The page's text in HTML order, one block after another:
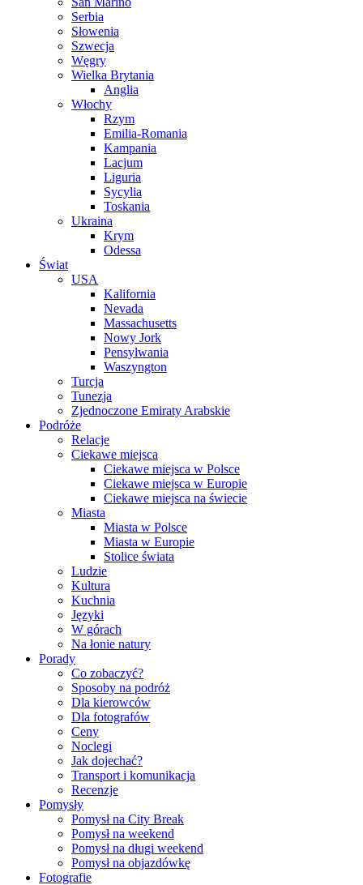
Serbia
Słowenia
Szwecja
Węgry
Wielka Brytania
Anglia
Włochy
Rzym
Emilia-Romania
Kampania
Lacjum
Liguria
Sycylia
Toskania
Ukraina
Krym
Odessa
Świat
USA
Kalifornia
Nevada
Massachusetts
Nowy Jork
Pensylwania
Waszyngton
Turcja
Tunezja
Zjednoczone Emiraty Arabskie
Podróże
Relacje
Ciekawe miejsca
Ciekawe miejsca w Polsce
Ciekawe miejsca w Europie
Ciekawe miejsca na świecie
Miasta
Miasta w Polsce
Miasta w Europie
Stolice świata
Ludzie
Kultura
Kuchnia
Języki
W górach
Na łonie natury
Porady
Co zobaczyć?
Sposoby na podróż
Dla kierowców
Dla fotografów
Ceny
Noclegi
Jak dojechać?
Transport i komunikacja
Recenzje
Pomysły
Pomysł na City Break
Pomysł na weekend
Pomysł na długi weekend
Pomysł na objazdówkę
Fotografie